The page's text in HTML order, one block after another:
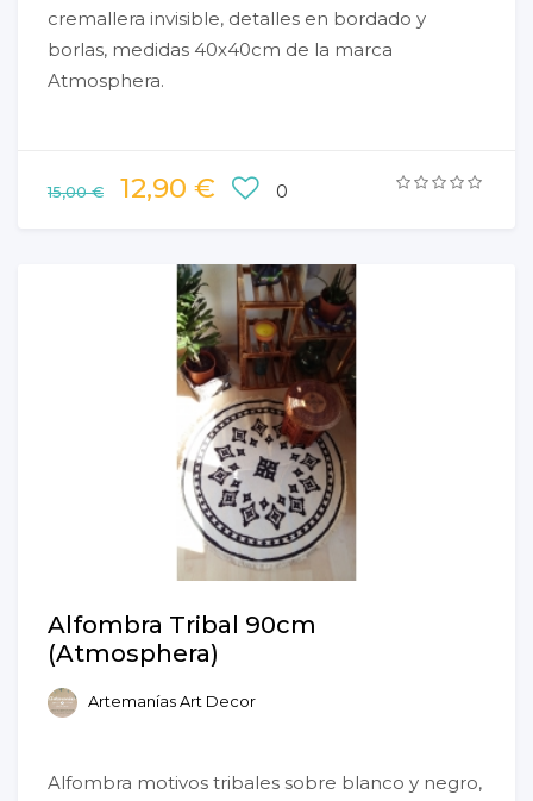
cremallera invisible, detalles en bordado y
borlas, medidas 40x40cm de la marca
Atmosphera.
15,00 € 12,90 € 0
Alfombra Tribal 90cm
(Atmosphera)
Artemanías Art Decor
Alfombra motivos tribales sobre blanco y negro,